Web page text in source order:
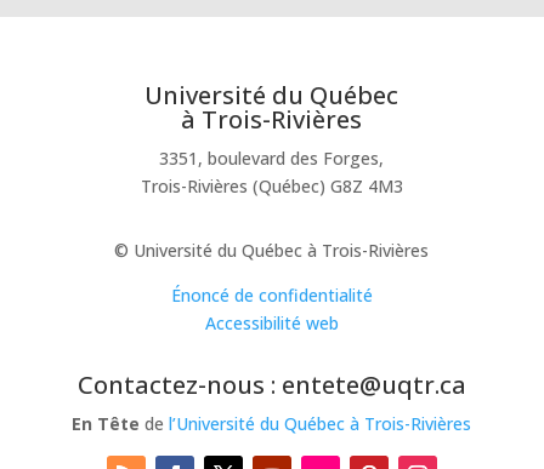
Université du Québec
à Trois-Rivières
3351, boulevard des Forges,
Trois-Rivières (Québec) G8Z 4M3
© Université du Québec à Trois-Rivières
Énoncé de confidentialité
Accessibilité web
Contactez-nous : entete@uqtr.ca
En Tête del’Université du Québec à Trois-Rivières